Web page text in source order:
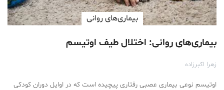
بیماری‌های روانی
بیماری‌های روانی: اختلال طیف اوتیسم
زهرا اکبرزاده
اوتیسم نوعی بیماری عصبی رفتاری پیچیده است که در اوایل دوران کودکی